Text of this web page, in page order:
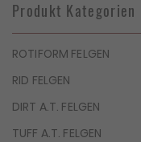
Produkt Kategorien
ROTIFORM FELGEN
RID FELGEN
DIRT A.T. FELGEN
TUFF A.T. FELGEN